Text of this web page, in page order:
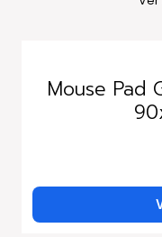
Mouse Pad